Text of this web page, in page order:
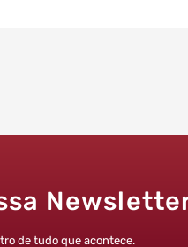
de tudo que acontece.